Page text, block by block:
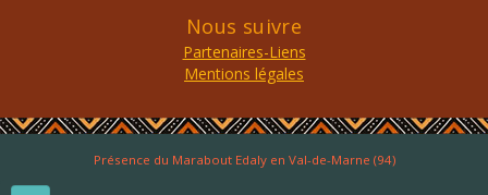
Nous suivre
Partenaires-Liens
Mentions légales
Présence du Marabout Edaly en Val-de-Marne (94)